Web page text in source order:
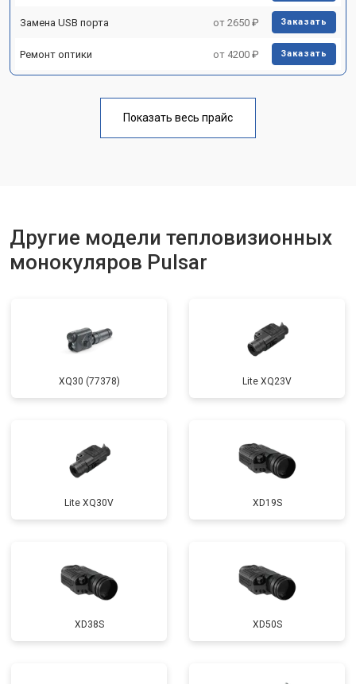
Замена USB порта от 2650 ₽ Заказать
Ремонт оптики от 4200 ₽ Заказать
Показать весь прайс
Другие модели тепловизионных
монокуляров Pulsar
XQ30 (77378) Lite XQ23V
Lite XQ30V XD19S
XD38S XD50S